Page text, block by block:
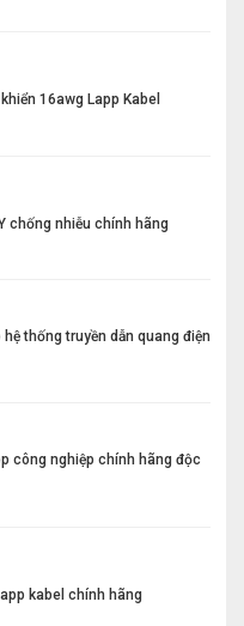
16awg Lapp Kabel
chống nhiễu chính hãng
thống truyền dẫn quang điện
công nghiệp chính hãng độc
kabel chính hãng